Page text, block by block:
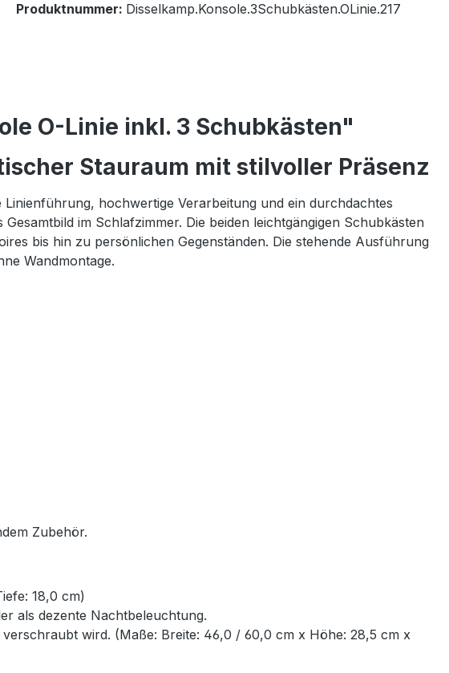
Produktnummer: Disselkamp.Konsole.3Schubkästen.OLinie.217
O-Linie inkl. 3 Schubkästen"
Stauraum mit stilvoller Präsenz
hochwertige Verarbeitung und ein durchdachtes
im Schlafzimmer. Die beiden leichtgängigen Schubkästen
bis hin zu persönlichen Gegenständen. Die stehende Ausführung
Wandmontage.
Zubehör.
18,0 cm)
als dezente Nachtbeleuchtung.
wird. (Maße: Breite: 46,0 / 60,0 cm x Höhe: 28,5 cm x